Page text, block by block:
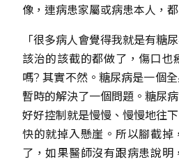
像，連病患家屬或病患本人，都
「很多病人會覺得我就是有糖
該治的該截的都做了，傷口也
嗎? 其實不然。糖尿病是一個
暫時的解決了一個問題。糖尿
好好控制就是慢慢、慢慢地往
快的就掉入懸崖。所以腳截掉
了，如果醫師沒有跟病患說明